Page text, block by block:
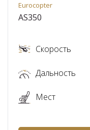
Eurocopter
AS350
Скорость
Дальность
Мест